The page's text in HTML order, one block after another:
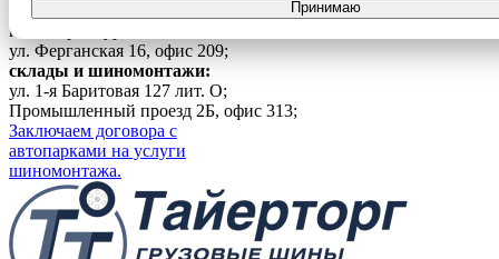
Принимаю
г. Екатеринбург
ул. Ферганская 16, офис 209;
склады и шиномонтажи:
ул. 1-я Баритовая 127 лит. О;
Промышленный проезд 2Б, офис 313;
Заключаем договора с
автопарками на услуги
шиномонтажа.